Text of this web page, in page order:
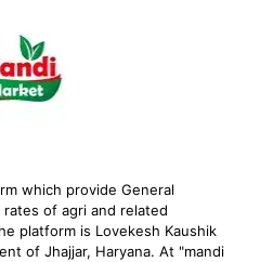
which provide General
of agri and related
platform is Lovekesh Kaushik
of Jhajjar, Haryana. At "mandi